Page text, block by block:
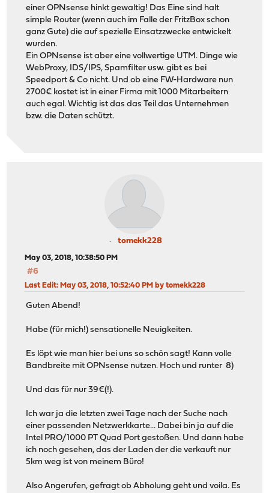
einer OPNsense hinkt gewaltig! Das Eine sind halt
simple Router (wenn auch im Falle der FritzBox schon
ganz Gute) die auf spezielle Einsatzzwecke entwickelt
wurden.
Ein OPNsense ist aber eine vollwertige UTM. Dinge wie
WebProxy, IDS/IPS, Spamfilter usw. gibt es bei
Speedport & Co nicht. Und ob eine FW-Hardware nun
2700€ kostet ist in einer Firma mit 1000 Mitarbeitern
auch egal. Wichtig ist das das Teil das Unternehmen
bzw. die Daten schützt.
tomekk228
May 03, 2018, 10:38:50 PM
#6
Last Edit: May 03, 2018, 10:52:40 PM by tomekk228
Guten Abend!
Habe (für mich!) sensationelle Neuigkeiten.
Es löpt wie man hier bei uns so schön sagt! Kann volle
Bandbreite mit OPNsense nutzen. Hoch und runter 8)
Und das für nur 39€(!).
Ich war ja die letzten zwei Tage nach der Suche nach
einer passenden Netzwerkkarte... Dabei bin ja auf die
Intel PRO/1000 PT Quad Port gestoßen. Und dann habe
ich noch gesehen, das der Laden der die verkauft nur
5km weg ist von meinem Büro!
Also Angerufen, gefragt ob Abholung geht und voila. Es